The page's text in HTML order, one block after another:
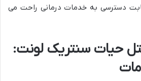
دسترسی به خدمات درمانی راحت می
حیات سنتریک لونت: